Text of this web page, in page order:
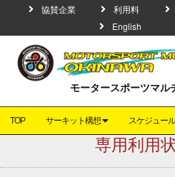
協賛企業 利用料
English
モータースポーツマル
TOP サーキット構想 スケジュール
専用利用